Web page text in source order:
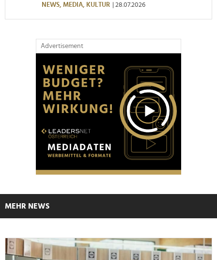
NEWS, MEDIA, KULTUR | 28.07.2026
Advertisement
MEHR NEWS